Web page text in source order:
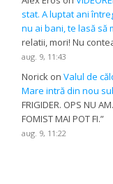
stat. A luptat ani
nu ai bani, te lasă să
relatii, mori! Nu
aug. 9, 11:43
Norick onValul de
Mare intră din nou
FRIGIDER. OPS NU
FOMIST MAI POT FI.”
aug. 9, 11:22